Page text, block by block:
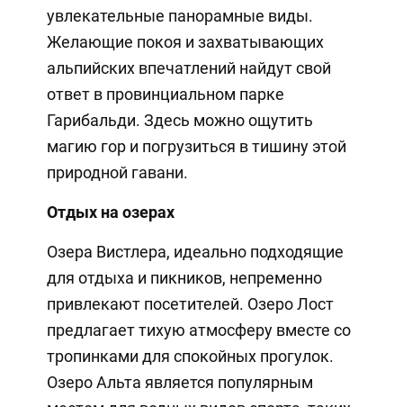
увлекательные панорамные виды.
Желающие покоя и захватывающих
альпийских впечатлений найдут свой
ответ в провинциальном парке
Гарибальди. Здесь можно ощутить
магию гор и погрузиться в тишину этой
природной гавани.
Отдых на озерах
Озера Вистлера, идеально подходящие
для отдыха и пикников, непременно
привлекают посетителей. Озеро Лост
предлагает тихую атмосферу вместе со
тропинками для спокойных прогулок.
Озеро Альта является популярным